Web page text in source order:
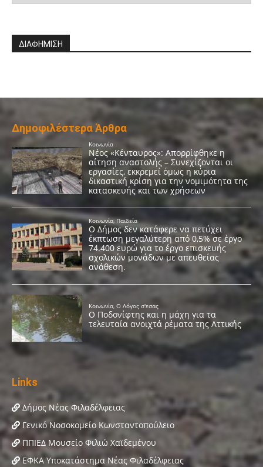
ΔΙΑΦΗΜΙΣΗ
Δημοφιλέστερα Άρθρα
Links
Δήμος Νέας Φιλαδέλφειας
Γενικό Νοσοκομείο Κωνσταντοπούλειο
ΠΠΙΕΔ Μουσείο Φιλιώ Χαϊδεμένου
ΕΦΚΑ Υποκατάστημα Νέας Φιλαδέλφειας